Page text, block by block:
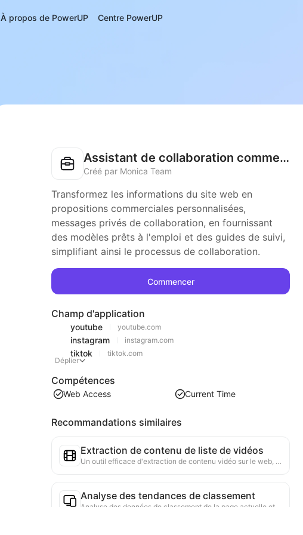
À propos de PowerUP Centre PowerUP
Assistant de collaboration commerciale
Créé par Monica Team
Transformez les informations du site web en
propositions commerciales personnalisées,
messages privés de collaboration, en fournissant
des modèles prêts à l'emploi et des guides de suivi,
simplifiant ainsi le processus de collaboration.
Commencer
Champ d'application
youtube youtube.com
instagram instagram.com
tiktok
tiktok.com
Déplier
Compétences
Web Access Current Time
Recommandations similaires
Extraction de contenu de liste de vidéos
Un outil efficace d'extraction de contenu vidéo sur le web, capable de scanner rapidement les pages et d'organiser les informations vidéo dans un tableau Markdown structuré.
Analyse des tendances de classement